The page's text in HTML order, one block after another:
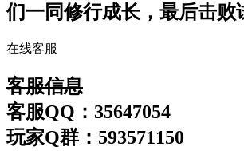
们一同修行成长，最后击
在线客服
客服信息
客服QQ：35647054
玩家Q群：593571150